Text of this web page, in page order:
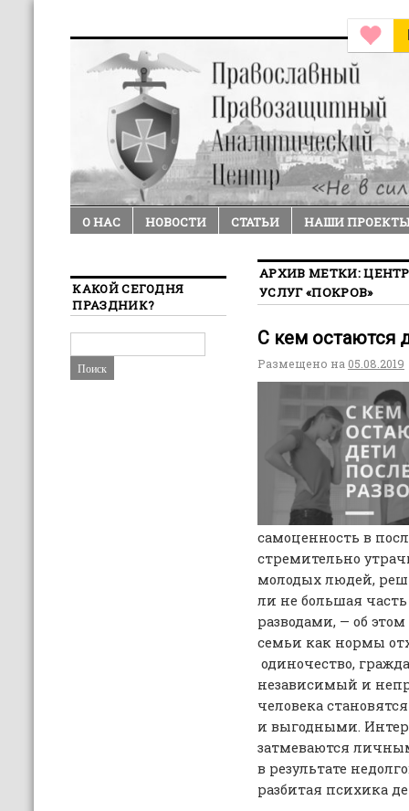
О НАС НОВОСТИ СТАТЬИ НАШИ
АРХИВ МЕТКИ:
УСЛУГ «ПОКРОВ»
С кем остаются
Размещено на 05.08.2019
самоценность в
стремительно
молодых людей,
ли не большая
разводами, — об
семьи как нормы
одиночество,
независимый и
человека
и выгодными.
затмеваются
в результате
разбитая психика
КАКОЙ СЕГОДНЯ
ПРАЗДНИК?